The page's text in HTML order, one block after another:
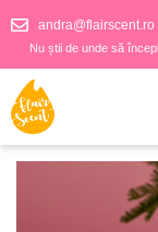
andra@flairscent.ro
Nu știi de unde să